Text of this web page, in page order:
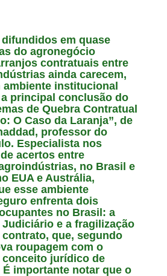
em quase
do agronegócio
contratuais entre
ainda carecem,
ambiente institucional
principal conclusão do
de Quebra Contratual
O Caso da Laranja”, de
professor do
Especialista nos
acertos entre
no Brasil e
EUA e Austrália,
esse ambiente
enfrenta dois
no Brasil: a
e a fragilização
que, segundo
roupagem com o
jurídico de
É importante notar que o